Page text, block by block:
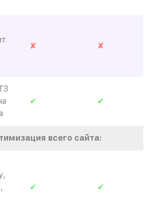
✘ ✘
✔ ✔
всего сайта:
✔ ✔